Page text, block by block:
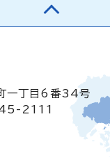
一丁目6番34号
2111